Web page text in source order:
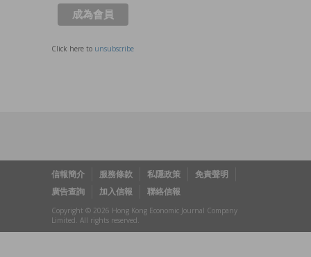
Click here to unsubscribe
信報簡介 服務條款 私隱政策
免責聲明
廣告查詢
加入信報 聯絡信報
Copyright © 2026 Hong Kong Economic Journal Company
Limited. All rights reserved.